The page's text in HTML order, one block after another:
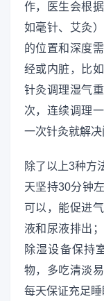
作，医生会根
如毫针、艾灸
的位置和深度
经或内脏，比
针灸调理湿气
次，连续调理
一次针灸就解决
除了以上3种方
天坚持30分钟
可以，能促进
液和尿液排出
除湿设备保持
物，多吃清淡
每天保证充足睡